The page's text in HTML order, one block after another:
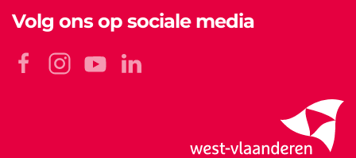
Volg ons op sociale media